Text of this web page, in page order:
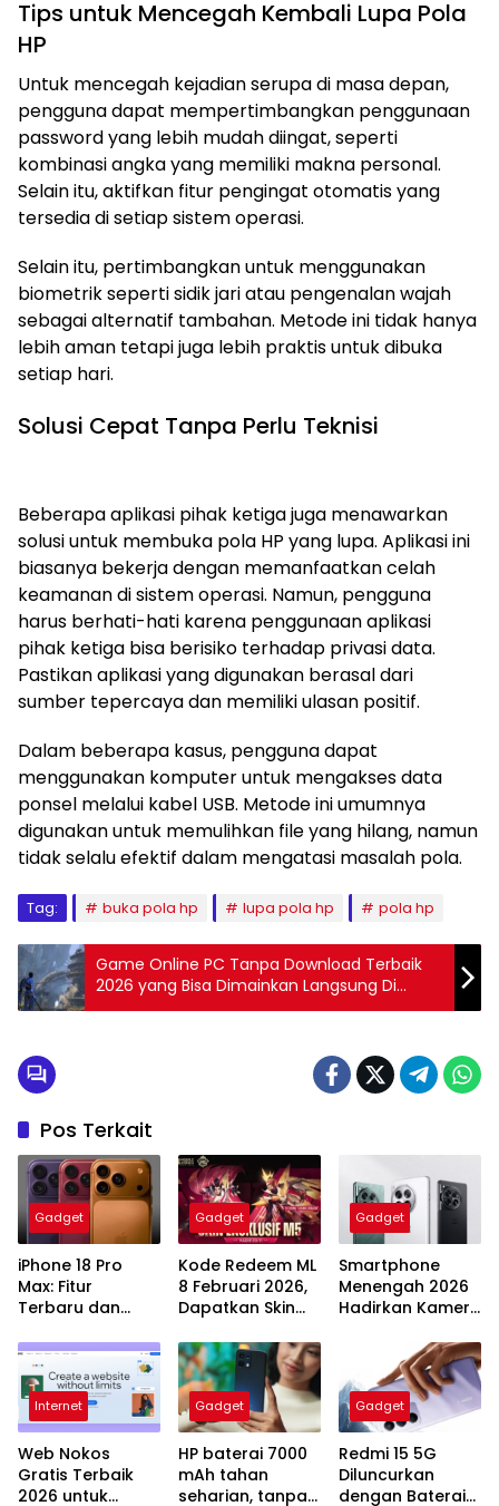
Tips untuk Mencegah Kembali Lupa Pola
HP
Untuk mencegah kejadian serupa di masa depan,
pengguna dapat mempertimbangkan penggunaan
password yang lebih mudah diingat, seperti
kombinasi angka yang memiliki makna personal.
Selain itu, aktifkan fitur pengingat otomatis yang
tersedia di setiap sistem operasi.
Selain itu, pertimbangkan untuk menggunakan
biometrik seperti sidik jari atau pengenalan wajah
sebagai alternatif tambahan. Metode ini tidak hanya
lebih aman tetapi juga lebih praktis untuk dibuka
setiap hari.
Solusi Cepat Tanpa Perlu Teknisi
Beberapa aplikasi pihak ketiga juga menawarkan
solusi untuk membuka pola HP yang lupa. Aplikasi ini
biasanya bekerja dengan memanfaatkan celah
keamanan di sistem operasi. Namun, pengguna
harus berhati-hati karena penggunaan aplikasi
pihak ketiga bisa berisiko terhadap privasi data.
Pastikan aplikasi yang digunakan berasal dari
sumber tepercaya dan memiliki ulasan positif.
Dalam beberapa kasus, pengguna dapat
menggunakan komputer untuk mengakses data
ponsel melalui kabel USB. Metode ini umumnya
digunakan untuk memulihkan file yang hilang, namun
tidak selalu efektif dalam mengatasi masalah pola.
Tag: buka pola hp lupa pola hp pola hp
Game Online PC Tanpa Download Terbaik
2026 yang Bisa Dimainkan Langsung Di
Browser
Pos Terkait
Gadget
iPhone 18 Pro
Max: Fitur
Terbaru dan
Menggoda
Gadget
Kode Redeem ML
8 Februari 2026,
Dapatkan Skin
Yi!
Gadget
Smartphone
Menengah 2026
Hadirkan Kamera
Layar 144Hz
Internet
Web Nokos
Gratis Terbaik
2026 untuk
Gadget
HP baterai 7000
mAh tahan
seharian, tanpa
Gadget
Redmi 15 5G
Diluncurkan
dengan Baterai